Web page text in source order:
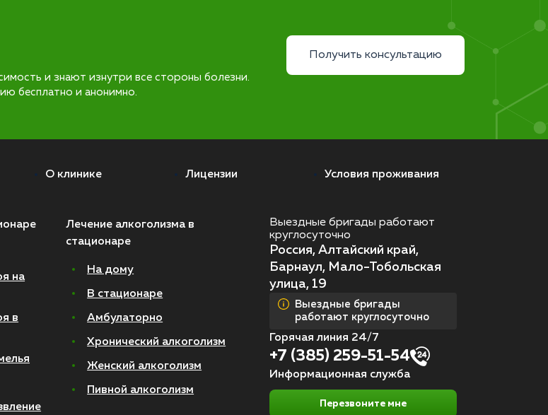
и знают изнутри все стороны болезни.
бесплатно и анонимно.
Получить консультацию
О клинике Лицензии Условия проживания
на
в
Лечение алкоголизма в
стационаре
На дому
В стационаре
Амбулаторно
Хронический алкоголизм
Женский алкоголизм
Пивной алкоголизм
Выездные бригады работают
круглосуточно
Россия, Алтайский край,
Барнаул, Мало-Тобольская
улица, 19
Выездные бригады
работают круглосуточно
Горячая линия 24/7
+7 (385) 259-51-54
Информационная служба
Перезвоните мне